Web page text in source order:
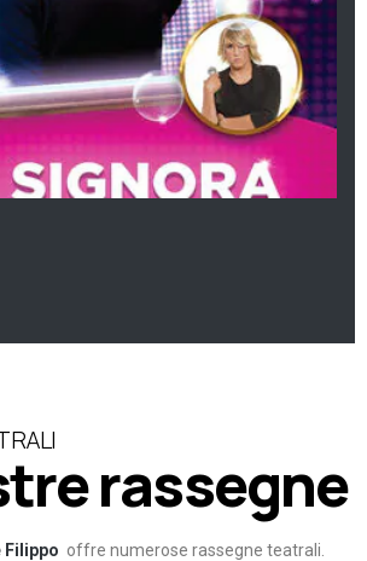
rassegne
Filippo offre numerose rassegne teatrali.